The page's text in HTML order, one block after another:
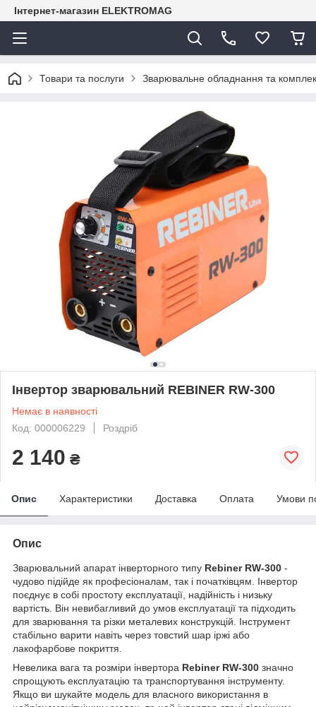
Інтернет-магазин ELEKTROMAG
Товари та послуги Зварювальне обладнання та
Інвертор зварювальний REBINER RW-300
Немає в наявності
Код: 000006229
Роздріб
2 140 ₴
Опис Характеристики Доставка Оплата Умови
Опис
Зварювальний апарат інверторного типу Rebiner RW-300 -
чудово підійде як професіоналам, так і початківцям. Інвертор
поєднує в собі простоту експлуатації, надійність і низьку
вартість. Він невибагливий до умов експлуатації та підходить
для зварювання та різки металевих конструкцій. Інструмент
стабільно варити навіть через товстий шар іржі або
лакофарбове покриття.
Невелика вага та розміри інвертора Rebiner RW-300 значно
спрощують експлуатацію та транспортування інструменту.
Якщо ви шукайте модель для власного використання в